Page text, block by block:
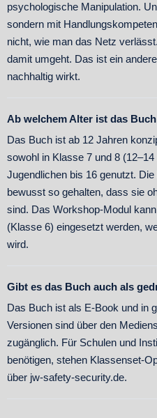
psychologische Manipulation.
sondern mit
nicht, wie man das Netz
damit umgeht. Das ist ein
nachhaltig wirkt.
Ab welchem Alter ist das
Das Buch ist ab 12 Jahren
sowohl in Klasse 7 und 8
Jugendlichen bis 16 genutzt.
bewusst so gehalten, dass sie
sind. Das Workshop-Modul
(Klasse 6) eingesetzt werden,
wird.
Gibt es das Buch auch als
Das Buch ist als E-Book und in
Versionen sind über den
zugänglich. Für Schulen und
benötigen, stehen Klassenset-
über jw-safety-security.de.